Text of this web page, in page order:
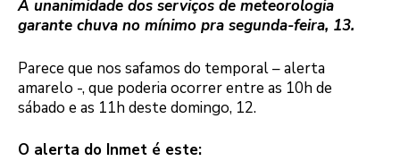
A unanimidade dos serviços de meteorologia
garante chuva no mínimo pra segunda-feira, 13.
Parece que nos safamos do temporal – alerta
amarelo -, que poderia ocorrer entre as 10h de
sábado e as 11h deste domingo, 12.
O alerta do Inmet é este: